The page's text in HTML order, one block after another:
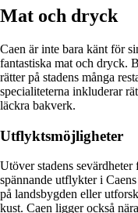
Mat och dryck
Caen är inte bara känt för
fantastiska mat och dryck.
rätter på stadens många
specialiteterna inkluderar
läckra bakverk.
Utflyktsmöjligheter
Utöver stadens
spännande utflykter i
på landsbygden eller
kust. Caen ligger också